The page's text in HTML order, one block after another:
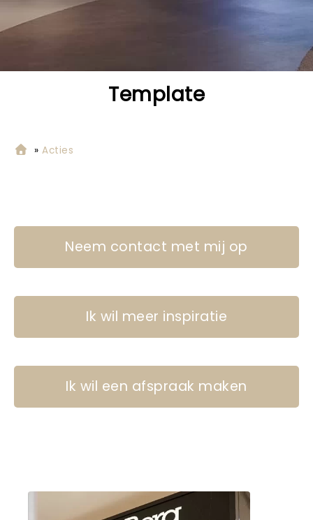
Template
»Acties
Neem contact met mij op
Ik wil meer inspiratie
Ik wil een afspraak maken